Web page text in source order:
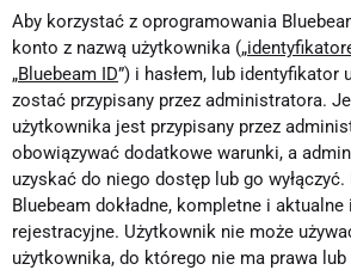
Aby korzystać z oprogramowania
konto z nazwą użytkownika („
„Bluebeam ID”) i hasłem, lub identyfikator
zostać przypisany przez administratora.
użytkownika jest przypisany przez
obowiązywać dodatkowe warunki, a
uzyskać do niego dostęp lub go
Bluebeam dokładne, kompletne i
rejestracyjne. Użytkownik nie może
użytkownika, do którego nie ma prawa